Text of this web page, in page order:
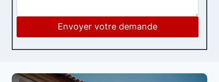
Envoyer votre demande